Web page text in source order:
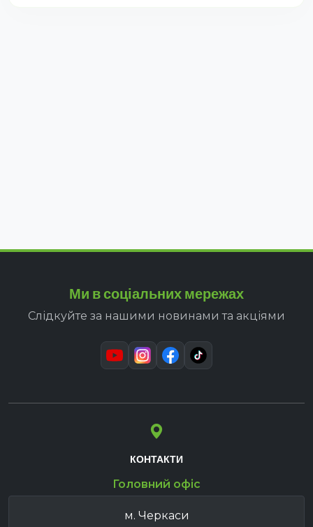
Ми в соціальних мережах
Слідкуйте за нашими новинами та акціями
КОНТАКТИ
Головний офіс
м. Черкаси